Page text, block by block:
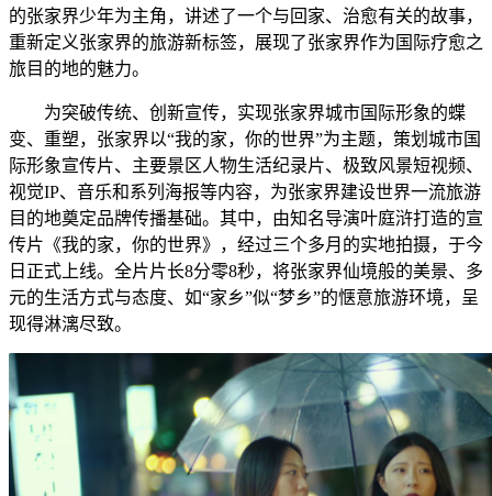
的张家界少年为主角，讲述了一个与回家、治愈有关的故事，
重新定义张家界的旅游新标签，展现了张家界作为国际疗愈之
旅目的地的魅力。
为突破传统、创新宣传，实现张家界城市国际形象的蝶
变、重塑，张家界以“我的家，你的世界”为主题，策划城市国
际形象宣传片、主要景区人物生活纪录片、极致风景短视频、
视觉IP、音乐和系列海报等内容，为张家界建设世界一流旅游
目的地奠定品牌传播基础。其中，由知名导演叶庭浒打造的宣
传片《我的家，你的世界》，经过三个多月的实地拍摄，于今
日正式上线。全片片长8分零8秒，将张家界仙境般的美景、多
元的生活方式与态度、如“家乡”似“梦乡”的惬意旅游环境，呈
现得淋漓尽致。